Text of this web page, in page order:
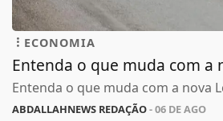
ECONOMIA
Entenda o que muda com a
Entenda o que muda com a nova
ABDALLAHNEWS REDAÇÃO- 06 DE AGO